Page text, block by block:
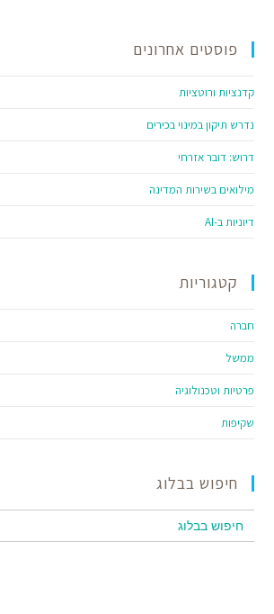
פוסטים אחרונים
קדנציות ורוטציות
נדרש תיקון במינוי בכירים
דרוש: דובר אזרחי
מילואים בשירות המדינה
דיוניות ב-AI
קטגוריות
חברה
ממשל
פרטיות וטכנולוגיה
שקיפות
חיפוש בבלוג
Search
for:
SEARCH BUTTON